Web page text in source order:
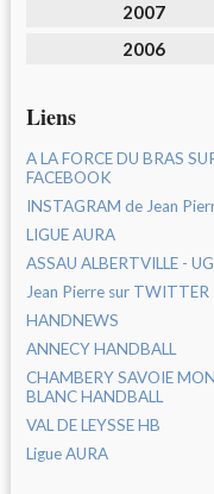
2007
2006
Liens
A LA FORCE DU BRAS
FACEBOOK
INSTAGRAM de Jean
LIGUE AURA
ASSAU ALBERTVILLE -
Jean Pierre sur TWITTER
HANDNEWS
ANNECY HANDBALL
CHAMBERY SAVOIE
BLANC HANDBALL
VAL DE LEYSSE HB
Ligue AURA